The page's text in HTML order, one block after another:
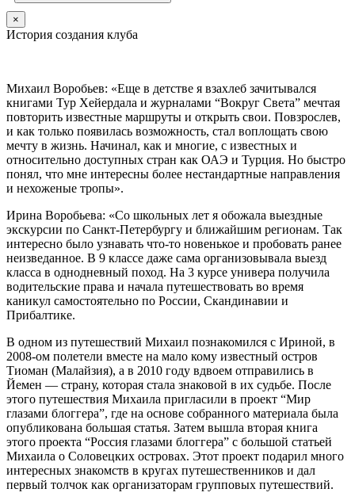
×
История создания клуба
Михаил Воробьев: «Еще в детстве я взахлеб зачитывался
книгами Тур Хейердала и журналами “Вокруг Света” мечтая
повторить известные маршруты и открыть свои. Повзрослев,
и как только появилась возможность, стал воплощать свою
мечту в жизнь. Начинал, как и многие, с известных и
относительно доступных стран как ОАЭ и Турция. Но быстро
понял, что мне интересны более нестандартные направления
и нехоженые тропы».
Ирина Воробьева: «Со школьных лет я обожала выездные
экскурсии по Санкт-Петербургу и ближайшим регионам. Так
интересно было узнавать что-то новенькое и пробовать ранее
неизведанное. В 9 классе даже сама организовывала выезд
класса в однодневный поход. На 3 курсе универа получила
водительские права и начала путешествовать во время
каникул самостоятельно по России, Скандинавии и
Прибалтике.
В одном из путешествий Михаил познакомился с Ириной, в
2008-ом полетели вместе на мало кому известный остров
Тиоман (Малайзия), а в 2010 году вдвоем отправились в
Йемен — страну, которая стала знаковой в их судьбе. После
этого путешествия Михаила пригласили в проект “Мир
глазами блоггера”, где на основе собранного материала была
опубликована большая статья. Затем вышла вторая книга
этого проекта “Россия глазами блоггера” с большой статьей
Михаила о Соловецких островах. Этот проект подарил много
интересных знакомств в кругах путешественников и дал
первый толчок как организаторам групповых путешествий.